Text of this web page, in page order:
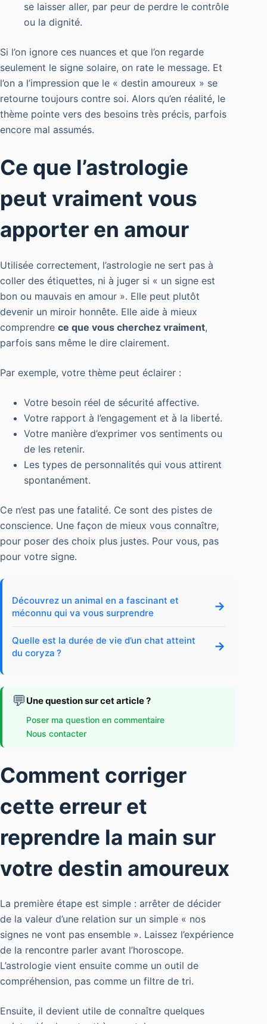
se laisser aller, par peur de perdre le contrôle
ou la dignité.
Si l’on ignore ces nuances et que l’on regarde
seulement le signe solaire, on rate le message. Et
l’on a l’impression que le « destin amoureux » se
retourne toujours contre soi. Alors qu’en réalité, le
thème pointe vers des besoins très précis, parfois
encore mal assumés.
Ce que l’astrologie
peut vraiment vous
apporter en amour
Utilisée correctement, l’astrologie ne sert pas à
coller des étiquettes, ni à juger si « un signe est
bon ou mauvais en amour ». Elle peut plutôt
devenir un miroir honnête. Elle aide à mieux
comprendre ce que vous cherchez vraiment,
parfois sans même le dire clairement.
Par exemple, votre thème peut éclairer :
Votre besoin réel de sécurité affective.
Votre rapport à l’engagement et à la liberté.
Votre manière d’exprimer vos sentiments ou
de les retenir.
Les types de personnalités qui vous attirent
spontanément.
Ce n’est pas une fatalité. Ce sont des pistes de
conscience. Une façon de mieux vous connaître,
pour poser des choix plus justes. Pour vous, pas
pour votre signe.
Découvrez un animal en a fascinant et
méconnu qui va vous surprendre
→
Quelle est la durée de vie d’un chat atteint
du coryza ?
→
💬 Une question sur cet article ?
Poser ma question en commentaire
Nous contacter
Comment corriger
cette erreur et
reprendre la main sur
votre destin amoureux
La première étape est simple : arrêter de décider
de la valeur d’une relation sur un simple « nos
signes ne vont pas ensemble ». Laissez l’expérience
de la rencontre parler avant l’horoscope.
L’astrologie vient ensuite comme un outil de
compréhension, pas comme un filtre de tri.
Ensuite, il devient utile de connaître quelques